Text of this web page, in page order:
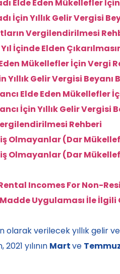
Elde Eden Mükellefler
İçin Yıllık Gelir Vergisi
Vergilendirilmesi
İçinde Elden
Mükellefler İçin Vergi
Gelir Vergisi Beyanı
Elde Eden Mükellefler
İçin Yıllık Gelir Vergisi
Rehberi
Olmayanlar (Dar
Olmayanlar (Dar
Incomes For Non-
Madde Uygulaması İle
olarak verilecek yıllık gelir
yılının Martve